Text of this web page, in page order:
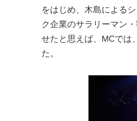
をはじめ、木島による
ク企業のサラリーマン
せたと思えば、MCでは
た。